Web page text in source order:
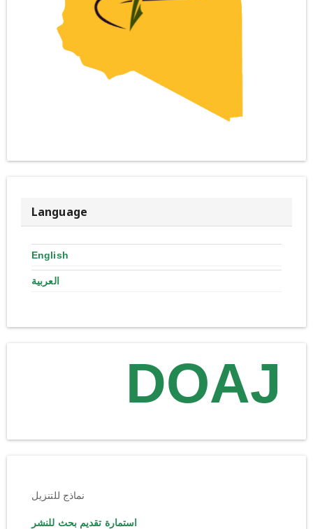
Language
English
العربية
DOAJ
نماذج للتنزيل
استمارة تقديم بحث للنشر